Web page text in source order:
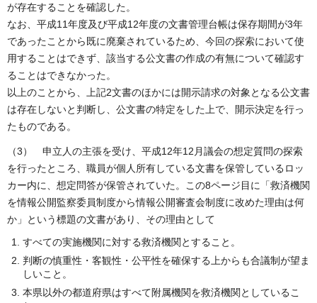
が存在することを確認した。
なお、平成11年度及び平成12年度の文書管理台帳は保存期間が3年
であったことから既に廃棄されているため、今回の探索において使
用することはできず、該当する公文書の作成の有無について確認す
ることはできなかった。
以上のことから、上記2文書のほかには開示請求の対象となる公文書
は存在しないと判断し、公文書の特定をした上で、開示決定を行っ
たものである。
（3） 申立人の主張を受け、平成12年12月議会の想定質問の探索
を行ったところ、職員が個人所有している文書を保管しているロッ
カー内に、想定問答が保管されていた。この8ページ目に「救済機関
を情報公開監察委員制度から情報公開審査会制度に改めた理由は何
か」という標題の文書があり、その理由として
すべての実施機関に対する救済機関とすること。
判断の慎重性・客観性・公平性を確保する上からも合議制が望ま
しいこと。
本県以外の都道府県はすべて附属機関を救済機関としているこ